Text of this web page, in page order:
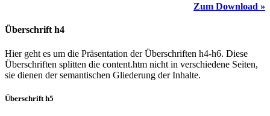
Zum Download »
Überschrift h4
Hier geht es um die Präsentation der Überschriften h4-h6. Diese
Überschriften splitten die content.htm nicht in verschiedene Seiten,
sie dienen der semantischen Gliederung der Inhalte.
Überschrift h5